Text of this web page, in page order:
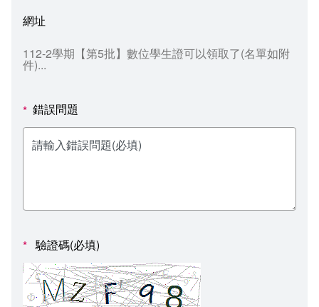
線上報名查詢
秘書處出納組
秘書處文書組
教學媒體處
電算中心
會計室
人事室
健康管理與促進學系
校園行事曆
教室‧會議室預約系統
線上報修最新消息
政府公開資訊
常見問答
意見信箱
各單位意見信箱
諮詢信箱進度查詢
影音資訊
網址
112-2學期【第5批】數位學生證可以領取了(名單如附
件)​...
* 錯誤問題
* 驗證碼(必填)